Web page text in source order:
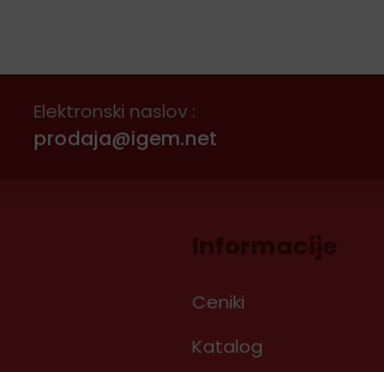
Elektronski naslov :
prodaja@igem.net
Informacije
Ceniki
Katalog